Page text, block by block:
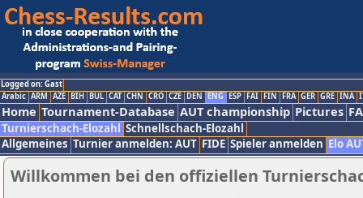
Logged on: Gast
Arabic ARM AZE BIH BUL CAT CHN CRO CZE DEN ENG ESP FAI FIN FRA GER GRE INA
Home Tournament-Database AUT championship Pictures
Turnierschach-Elozahl Schnellschach-Elozahl
Allgemeines Turnier anmelden: AUT FIDE Spieler anmelden Elo
Willkommen bei den offiziellen